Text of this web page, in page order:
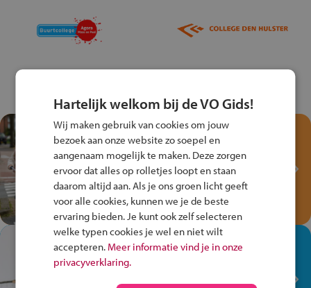
Test je kennis met het
Fiets Veilig
Verkeersspel!
Speel het Fiets Veilig Verkeersspel
en win een Cortina-fiets!
In de winkel ben je op je
plek!
Ontdek via het vmbo jouw talent
Hartelijk welkom bij de VO Gids!
Wij maken gebruik van cookies om jouw
bezoek aan onze website zo soepel en
aangenaam mogelijk te maken. Deze zorgen
ervoor dat alles op rolletjes loopt en staan
daarom altijd aan. Als je ons groen licht geeft
voor alle cookies, kunnen we je de beste
ervaring bieden. Je kunt ook zelf selecteren
welke typen cookies je wel en niet wilt
accepteren. Meer informatie vind je in onze
privacyverklaring.